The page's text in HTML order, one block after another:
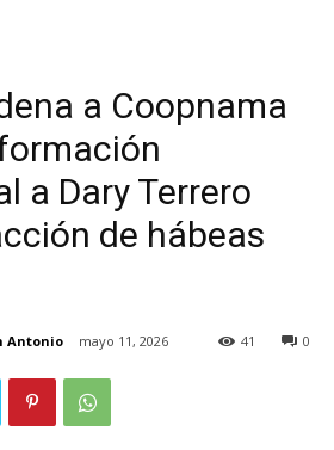
a Coopnama
a Dary Terrero
de hábeas
Antonio mayo 11, 2026 0
41